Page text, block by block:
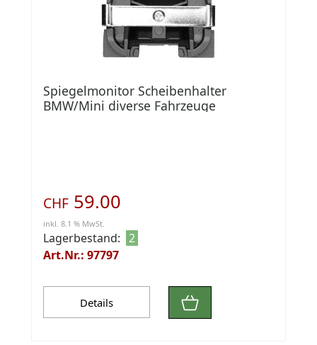
Spiegelmonitor Scheibenhalter
BMW/Mini diverse Fahrzeuge
CHF 59.00
inkl. 8.1 % MwSt.
Lagerbestand: 2
Art.Nr.: 97797
Details